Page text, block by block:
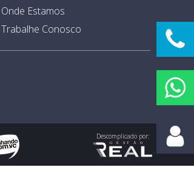
Onde Estamos
Trabalhe Conosco
Descomplicado por: